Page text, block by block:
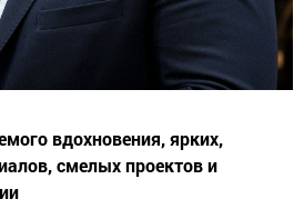
вдохновения, ярких,
смелых проектов и